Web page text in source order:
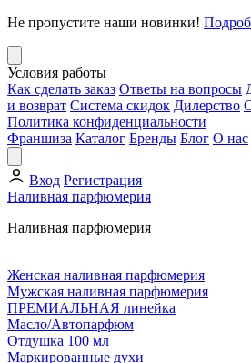
Не пропустите наши новинки!
Условия работы
Как сделать заказ Ответы на вопросы
и возврат Система скидок Дилерство
Политика конфиденциальности
Франшиза Каталог Бренды Блог О нас
Вход Регистрация
Наливная парфюмерия
Наливная парфюмерия
Женская наливная парфюмерия
Мужская наливная парфюмерия
ПРЕМИАЛЬНАЯ линейка
Масло/Автопарфюм
Отдушка 100 мл
Маркированные духи